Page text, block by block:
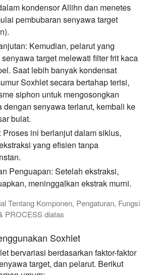
kondensor Allihn dan menetes
pembubaran senyawa target
Kemudian, pelarut yang
target melewati filter frit kaca
Saat lebih banyak kondensat
Soxhlet secara bertahap terisi,
siphon untuk mengosongkan
dengan senyawa terlarut, kembali ke
bulat.
Proses ini berlanjut dalam siklus,
yang efisien tanpa
Penguapan: Setelah ekstraksi,
meninggalkan ekstrak murni.
Tentang Komponen, Pengaturan, Fungsi
PROCESS diatas
Soxhlet
bervariasi berdasarkan faktor-faktor
target, dan pelarut. Berikut